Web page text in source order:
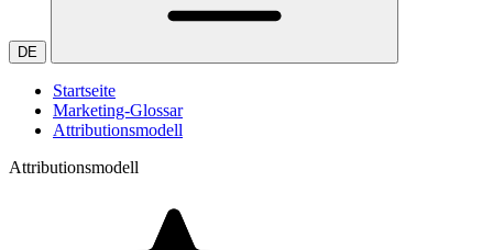
DE
Startseite
Marketing-Glossar
Attributionsmodell
Attributionsmodell